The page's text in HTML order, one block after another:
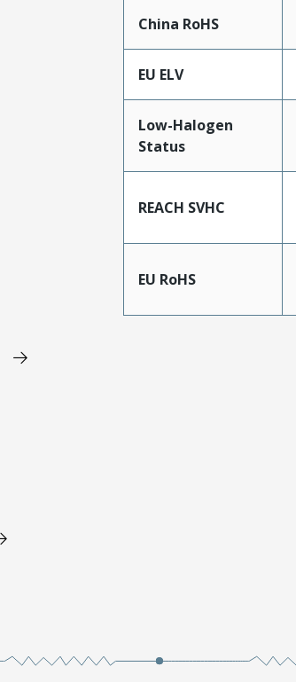
China RoHS
EU ELV
Low-Halogen
Status
REACH SVHC
EU RoHS